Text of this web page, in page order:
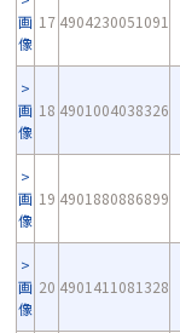
画
像
17 4904230051091
画
像
18 4901004038326
画
像
19 4901880886899
画
像
20 4901411081328